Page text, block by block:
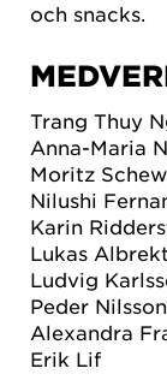
och snacks.
Trang Thuy
Anna-Maria
Moritz
Nilushi
Karin
Lukas
Ludvig
Peder Nilsson
Alexandra
Erik Lif